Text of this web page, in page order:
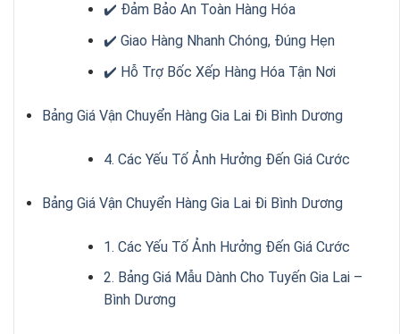
✔️ Đảm Bảo An Toàn Hàng Hóa
✔️ Giao Hàng Nhanh Chóng, Đúng Hẹn
✔️ Hỗ Trợ Bốc Xếp Hàng Hóa Tận Nơi
Bảng Giá Vận Chuyển Hàng Gia Lai Đi Bình Dương
4. Các Yếu Tố Ảnh Hưởng Đến Giá Cước
Bảng Giá Vận Chuyển Hàng Gia Lai Đi Bình Dương
1. Các Yếu Tố Ảnh Hưởng Đến Giá Cước
2. Bảng Giá Mẫu Dành Cho Tuyến Gia Lai –
Bình Dương